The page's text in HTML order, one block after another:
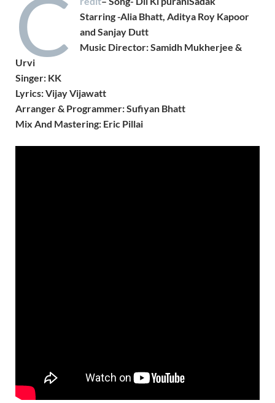
C
Starring -Alia Bhatt, Aditya Roy Kapoor
and Sanjay Dutt
Music Director: Samidh Mukherjee &
Urvi
Singer: KK
Lyrics: Vijay Vijawatt
Arranger & Programmer: Sufiyan Bhatt
Mix And Mastering: Eric Pillai